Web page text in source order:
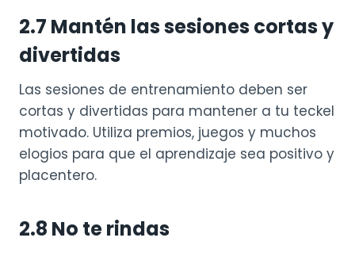
2.7 Mantén las sesiones cortas y
divertidas
Las sesiones de entrenamiento deben ser
cortas y divertidas para mantener a tu teckel
motivado. Utiliza premios, juegos y muchos
elogios para que el aprendizaje sea positivo y
placentero.
2.8 No te rindas